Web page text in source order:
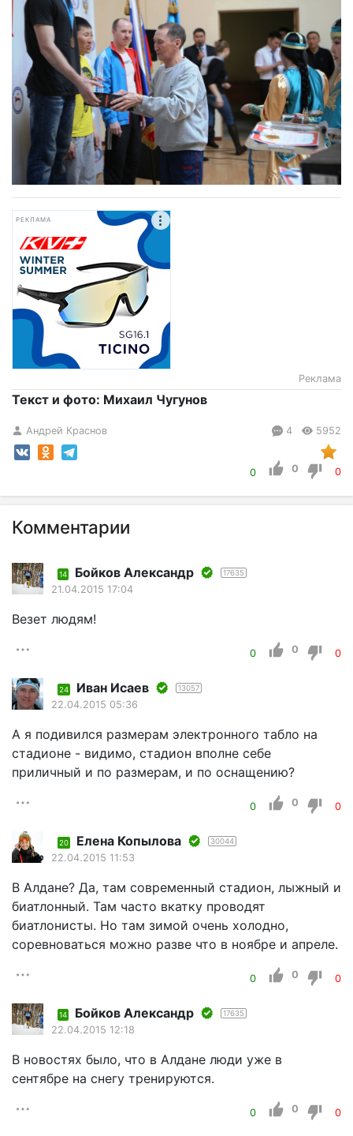
РЕКЛАМА
Реклама
Текст и фото: Михаил Чугунов
Андрей Краснов 4 5952
0 0 0
Комментарии
14 Бойков Александр 17635
21.04.2015 17:04
Везет людям!
0 0 0
24 Иван Исаев 13057
22.04.2015 05:36
А я подивился размерам электронного табло на
стадионе - видимо, стадион вполне себе
приличный и по размерам, и по оснащению?
0 0 0
20 Елена Копылова 30044
22.04.2015 11:53
В Алдане? Да, там современный стадион, лыжный и
биатлонный. Там часто вкатку проводят
биатлонисты. Но там зимой очень холодно,
соревноваться можно разве что в ноябре и апреле.
0 0 0
14 Бойков Александр 17635
22.04.2015 12:18
В новостях было, что в Алдане люди уже в
сентябре на снегу тренируются.
0 0 0